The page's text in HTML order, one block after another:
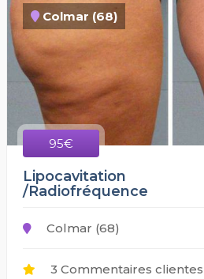
Colmar (68)
95€
Lipocavitation
/Radiofréquence
Colmar (68)
3 Commentaires clientes